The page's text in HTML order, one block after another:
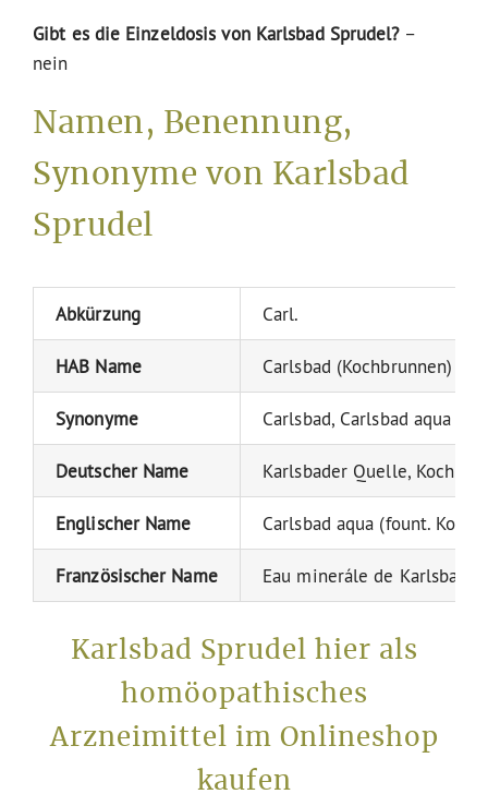
Gibt es die Einzeldosis von Karlsbad Sprudel?–
nein
Namen, Benennung,
Synonyme von Karlsbad
Sprudel
Abkürzung Carl.
HAB Name Carlsbad (Kochbrunnen)
Synonyme Carlsbad, Carlsbad aqua
Deutscher Name Karlsbader Quelle,
Englischer Name Carlsbad aqua (fount. Koch)
Französischer Name Eau minerále de Karlsbad
Karlsbad Sprudel hier als
homöopathisches
Arzneimittel im Onlineshop
kaufen